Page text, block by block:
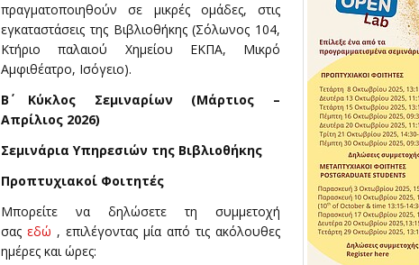
πραγματοποιηθούν σε μικρές ομάδες, στις
εγκαταστάσεις της Βιβλιοθήκης (Σόλωνος 104,
Κτήριο παλαιού Χημείου ΕΚΠΑ, Μικρό
Αμφιθέατρο, Ισόγειο).
Β΄ Κύκλος Σεμιναρίων (Μάρτιος –
Απρίλιος 2026)
Σεμινάρια Υπηρεσιών της Βιβλιοθήκης
Προπτυχιακοί Φοιτητές
Μπορείτε να δηλώσετε τη συμμετοχή
σαςεδώ , επιλέγοντας μία από τις ακόλουθες
ημέρες και ώρες: